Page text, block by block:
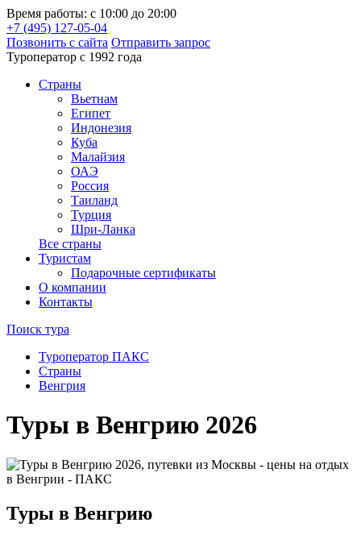
Время работы: с 10:00 до 20:00
+7 (495) 127-05-04
Позвонить с сайта Отправить запрос
Туроператор с 1992 года
Cтраны
Вьетнам
Египет
Индонезия
Куба
Малайзия
ОАЭ
Россия
Таиланд
Турция
Шри-Ланка
Все страны
Туристам
Подарочные сертификаты
О компании
Контакты
Поиск тура
Туроператор ПАКС
Cтраны
Венгрия
Туры в Венгрию 2026
Туры в Венгрию